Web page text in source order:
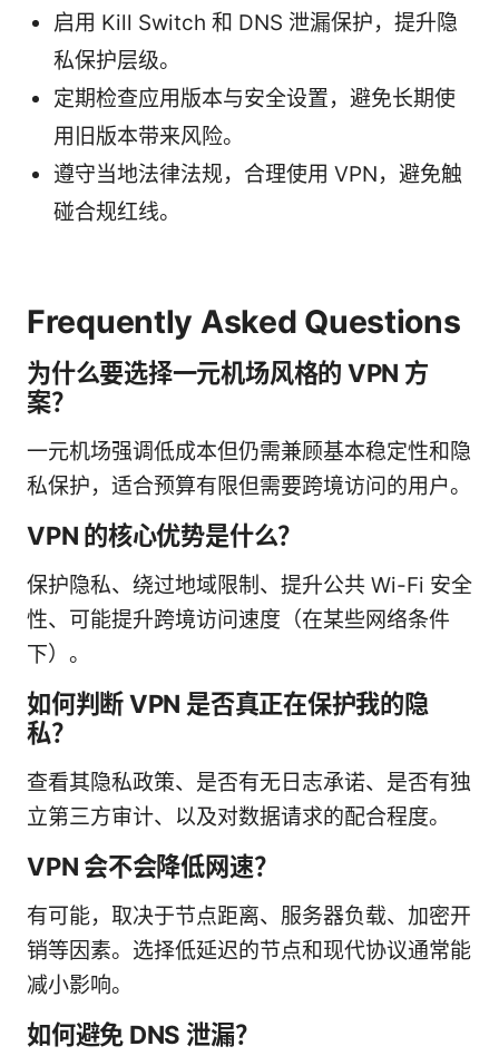
启用 Kill Switch 和 DNS 泄漏保护，提升隐
私保护层级。
定期检查应用版本与安全设置，避免长期使
用旧版本带来风险。
遵守当地法律法规，合理使用 VPN，避免触
碰合规红线。
Frequently Asked Questions
为什么要选择一元机场风格的 VPN 方
案？
一元机场强调低成本但仍需兼顾基本稳定性和隐
私保护，适合预算有限但需要跨境访问的用户。
VPN 的核心优势是什么？
保护隐私、绕过地域限制、提升公共 Wi-Fi 安全
性、可能提升跨境访问速度（在某些网络条件
下）。
如何判断 VPN 是否真正在保护我的隐
私？
查看其隐私政策、是否有无日志承诺、是否有独
立第三方审计、以及对数据请求的配合程度。
VPN 会不会降低网速？
有可能，取决于节点距离、服务器负载、加密开
销等因素。选择低延迟的节点和现代协议通常能
减小影响。
如何避免 DNS 泄漏？